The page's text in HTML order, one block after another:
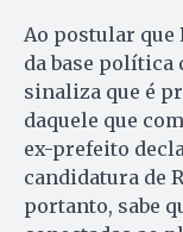
Ao postular
da base política
sinaliza que é
daquele que
ex-prefeito
candidatura de
portanto, sabe